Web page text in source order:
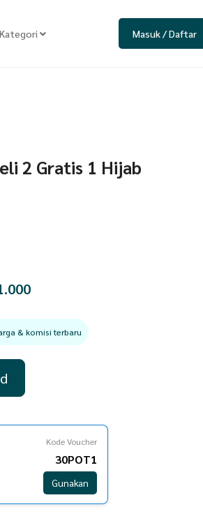
Kategori Masuk / Daftar
2 Gratis 1 Hijab
& komisi terbaru
Kode Voucher
30POT1
Gunakan